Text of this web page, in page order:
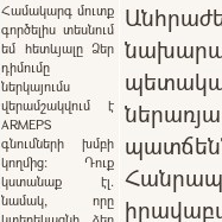
Համակարգ մուտք
գործելիս տեսնում
եմ հետևյալը Ձեր
դիմումը
ներկայումս
վերամշակվում է
ARMEPS
գնումների խմբի
կողմից: Դուք
կստանաք էլ.
նամակ, որը